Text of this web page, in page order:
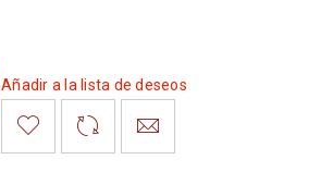
Añadir a la lista de deseos